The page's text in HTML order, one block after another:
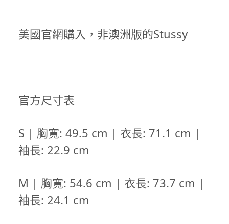
美國官網購入，非澳洲版的Stussy
官方尺寸表
S | 胸寬: 49.5 cm | 衣長: 71.1 cm |
袖長: 22.9 cm
M | 胸寬: 54.6 cm | 衣長: 73.7 cm |
袖長: 24.1 cm